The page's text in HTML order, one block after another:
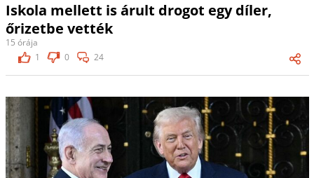
Iskola mellett is árult drogot egy díler,
őrizetbe vették
15 órája
1
0 24